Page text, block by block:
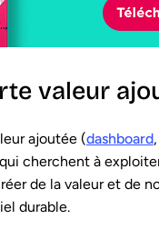
valeur
ajoutée (dashboard,
cherchent à
de la valeur et de
durable.